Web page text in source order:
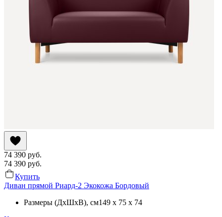
74 390 руб.
74 390 руб.
Купить
Диван прямой Риард-2 Экокожа Бордовый
Размеры (ДхШхВ), см149 x 75 x 74